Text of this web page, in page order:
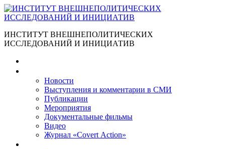
ИНСТИТУТ ВНЕШНЕПОЛИТИЧЕСКИХ
ИССЛЕДОВАНИЙ И ИНИЦИАТИВ
Новости
Выступления и коммента­рии в СМИ
Публикации
Мероприятия
Документальные фильмы
Видео
Журнал «Covert Action»